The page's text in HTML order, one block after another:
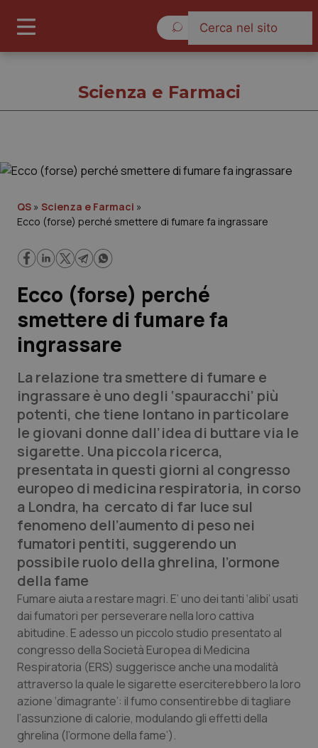
Cronache
Lavoro e Professioni
Scienza e Farmaci
Studi e Analisi
Lettere al direttore
Edizioni Regionali
QS Pro
Professionisti Sanitari.AI
Abruzzo
Basilicata
Calabria
Campania
Emilia-Romagna
QS Pro Gold
Artrite & artrosi
Asma & BPCO
Car-T
Colesterolo & coronaropatie
QS Club Newsletter
Scienza e Farmaci
QS » Scienza e Farmaci »
Ecco (forse) perché smettere di fumare fa ingrassare
Ecco (forse) perché
smettere di fumare fa
ingrassare
La relazione tra smettere di fumare e
ingrassare è uno degli ‘spauracchi’ più
potenti, che tiene lontano in particolare
le giovani donne dall’idea di buttare via le
sigarette. Una piccola ricerca,
presentata in questi giorni al congresso
europeo di medicina respiratoria, in corso
a Londra, ha cercato di far luce sul
fenomeno dell’aumento di peso nei
fumatori pentiti, suggerendo un
possibile ruolo della ghrelina, l’ormone
della fame
Fumare aiuta a restare magri. E’ uno dei tanti ‘alibi’ usati
dai fumatori per perseverare nella loro cattiva
abitudine. E adesso un piccolo studio presentato al
congresso della Società Europea di Medicina
Respiratoria (ERS) suggerisce anche una modalità
attraverso la quale le sigarette eserciterebbero la loro
azione ‘dimagrante’: il fumo consentirebbe di tagliare
l’assunzione di calorie, modulando gli effetti della
ghrelina (l’ormone della fame’).